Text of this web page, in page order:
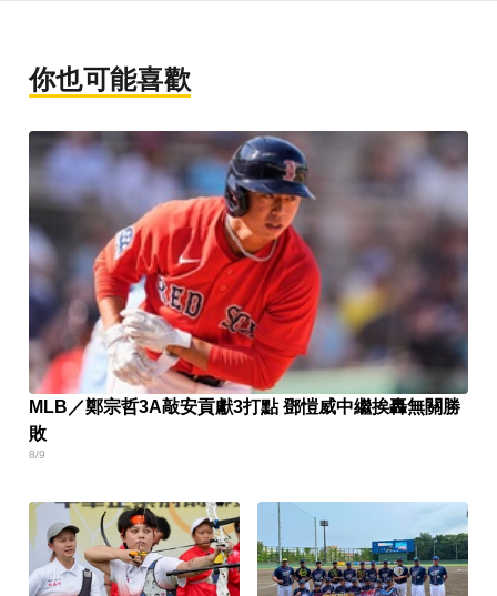
你也可能喜歡
MLB／鄭宗哲3A敲安貢獻3打點 鄧愷威中繼挨轟無關勝
敗
8/9